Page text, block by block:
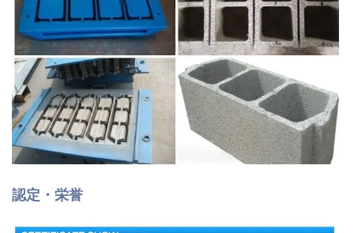
認定・栄誉